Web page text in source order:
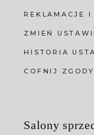
REKLAMACJE I
ZMIEŃ
HISTORIA
COFNIJ ZGODY
Salony